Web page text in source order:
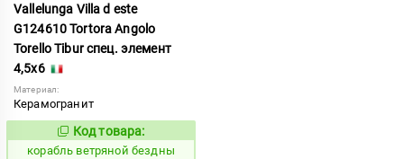
Vallelunga Villa d este
G124610 Tortora Angolo
Torello Tibur спец. элемент
4,5x6
Материал:
Керамогранит
767002
Код товара:
корабль ветряной бездны